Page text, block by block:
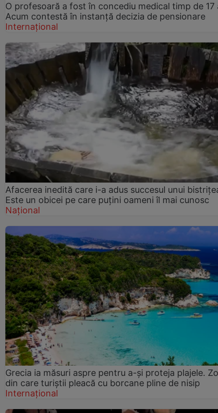
O profesoară a fost în concediu medical timp de 17
Acum contestă în instanță decizia de pensionare
Internațional
Afacerea inedită care i-a adus succesul unui
Este un obicei pe care puțini oameni îl mai cunosc
Național
Grecia ia măsuri aspre pentru a-și proteja plajele.
din care turiștii pleacă cu borcane pline de nisip
Internațional